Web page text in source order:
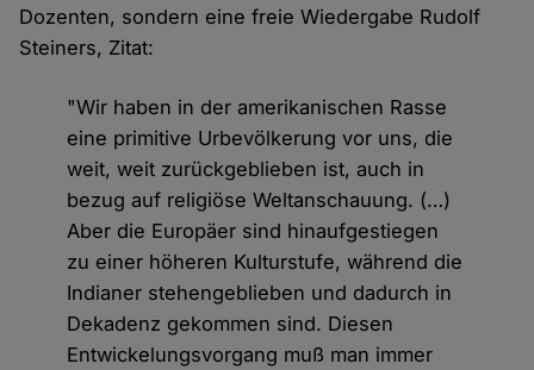
Dozenten, sondern eine freie Wiedergabe Rudolf
Steiners, Zitat:
"Wir haben in der amerikanischen Rasse
eine primitive Urbevölkerung vor uns, die
weit, weit zurückgeblieben ist, auch in
bezug auf religiöse Weltanschauung. (…)
Aber die Europäer sind hinaufgestiegen
zu einer höheren Kulturstufe, während die
Indianer stehengeblieben und dadurch in
Dekadenz gekommen sind. Diesen
Entwickelungsvorgang muß man immer